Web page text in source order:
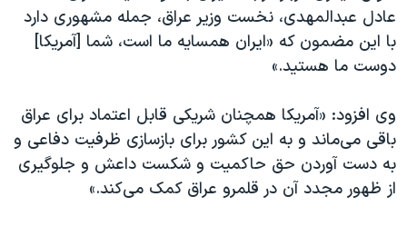
عادل عبدالمهدی، نخست وزیر عراق، جمله مشهوری دارد
با این مضمون که «ایران همسایه ما است، شما [آمریکا]
دوست ما هستید.»
وی افزود:‌ «آمریکا همچنان شریکی قابل اعتماد برای عراق
باقی می‌ماند و به این کشور برای بازسازی ظرفیت دفاعی و
به دست آوردن حق حاکمیت و شکست داعش و جلوگیری
از ظهور مجدد آن در قلمرو عراق کمک می‌کند.»